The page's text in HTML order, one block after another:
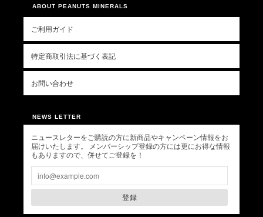
ABOUT PEANUTS MINERALS
ご利用ガイド
特定商取引法に基づく表記
お問い合わせ
NEWS LETTER
ニュースレターをご購読の方に新商品やキャンペーン情報をお
届けいたします。 メンバーシップ登録の方には更にお得な情報
もありますので、併せてご登録を！
登録